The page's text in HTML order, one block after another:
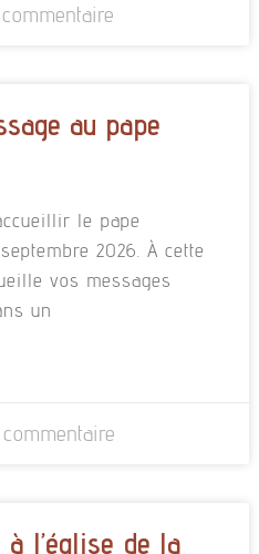
au pape
le pape
2026. À cette
vos messages
un
l’église de la